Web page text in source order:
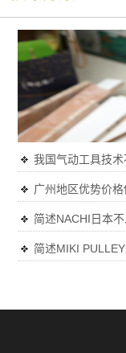
我国气动工具技
广州地区优势价
简述NACHI日本
简述MIKI